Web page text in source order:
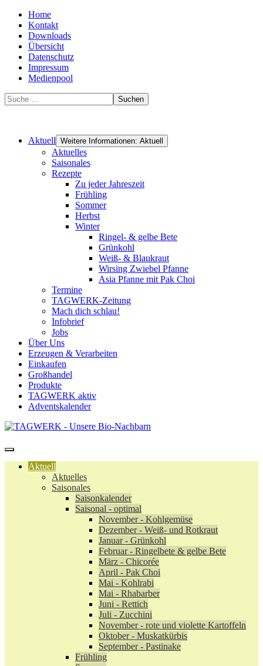
Home
Kontakt
Downloads
Übersicht
Datenschutz
Impressum
Medienpool
Suchen
Aktuell Weitere Informationen: Aktuell
Aktuelles
Saisonales
Rezepte
Zu jeder Jahreszeit
Frühling
Sommer
Herbst
Winter
Ringel- & gelbe Bete
Grünkohl
Weiß- & Blaukraut
Wirsing Zwiebel Pfanne
Asia Pfanne mit Pak Choi
Termine
TAGWERK-Zeitung
Mach dich schlau!
Infobrief
Jobs
Über Uns
Erzeugen & Verarbeiten
Einkaufen
Großhandel
Produkte
TAGWERK aktiv
Adventskalender
Aktuell
Aktuelles
Saisonales
Saisonkalender
Saisonal - optimal
November - Kohlgemüse
Dezember - Weiß- und Rotkraut
Januar - Grünkohl
Februar - Ringelbete & gelbe Bete
März - Chicorée
April - Pak Choi
Mai - Kohlrabi
Mai - Rhabarber
Juni - Rettich
Juli - Zucchini
November - rote und violette Kartoffeln
Oktober - Muskatkürbis
September - Pastinake
Frühling